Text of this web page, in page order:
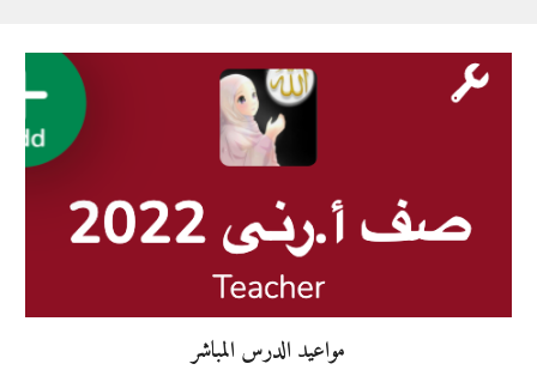
مواعيد الدرس المباشر